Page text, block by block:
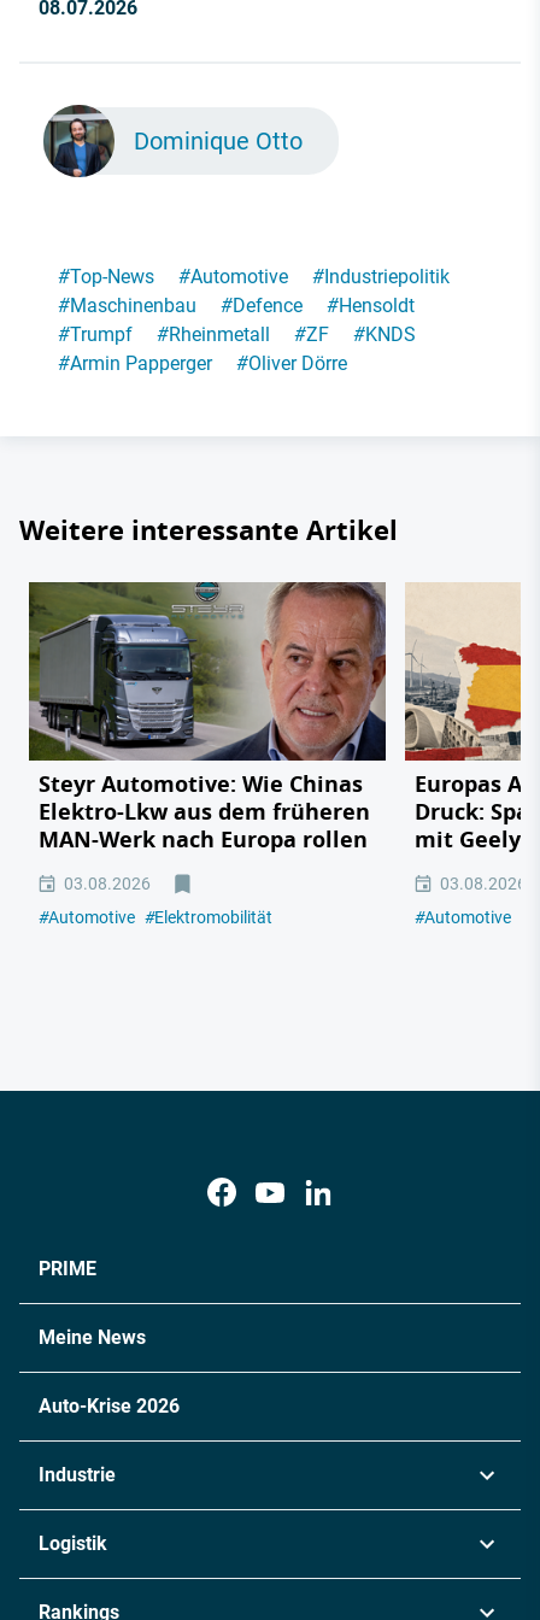
08.07.2026
Dominique Otto
#Top-News #Automotive #Industriepolitik
#Maschinenbau #Defence #Hensoldt
#Trumpf #Rheinmetall #ZF #KNDS
#Armin Papperger #Oliver Dörre
Weitere interessante Artikel
Steyr Automotive: Wie Chinas
Elektro-Lkw aus dem früheren
MAN-Werk nach Europa rollen
03.08.2026
#Automotive #Elektromobilität
Europas
Druck:
mit Geely,
03.08.2026
#Automotive
PRIME
Meine News
Auto-Krise 2026
Industrie
Logistik
Rankings